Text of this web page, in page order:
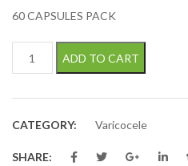
60 CAPSULES PACK
ADD TO CART
CATEGORY: Varicocele
SHARE: